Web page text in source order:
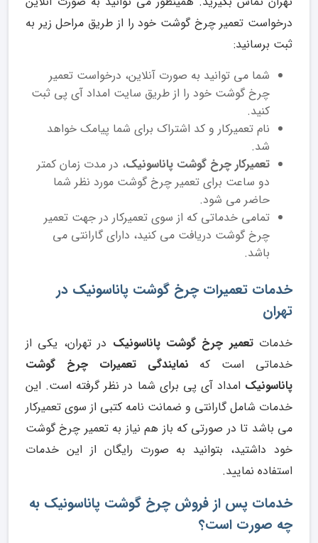
درخواست تعمیر چرخ گوشت خود را از طریق مراحل زیر به
ثبت برسانید:
شما می توانید به صورت آنلاین، درخواست تعمیر
چرخ گوشت خود را از طریق سایت امداد آی پی ثبت
کنید.
نام تعمیرکار و کد اشتراک برای شما پیامک خواهد
شد.
تعمیرکار چرخ گوشت پاناسونیک، در مدت زمان کمتر
دو ساعت برای تعمیر چرخ گوشت مورد نظر شما
حاضر می شود.
تمامی خدماتی که از سوی تعمیرکار در جهت تعمیر
چرخ گوشت دریافت می کنید، دارای گارانتی می
باشد.
خدمات تعمیرات چرخ گوشت پاناسونیک در
تهران
خدماتتعمیر چرخ گوشت پاناسونیک در تهران، یکی از
خدماتی است که نمایندگی تعمیرات چرخ گوشت
پاناسونیک امداد آی پی برای شما در نظر گرفته است. این
خدمات شامل گارانتی و ضمانت نامه کتبی از سوی تعمیرکار
می باشد تا در صورتی که باز هم نیاز به تعمیر چرخ گوشت
خود داشتید، بتوانید به صورت رایگان از این خدمات
استفاده نمایید.
خدمات پس از فروش چرخ گوشت پاناسونیک به
چه صورت است؟